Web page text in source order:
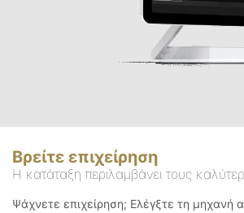
Βρείτε επιχείρηση
Η κατάταξη περιλαμβάνει τους
Ψάχνετε επιχείρηση; Ελέγξτε τη μηχανή